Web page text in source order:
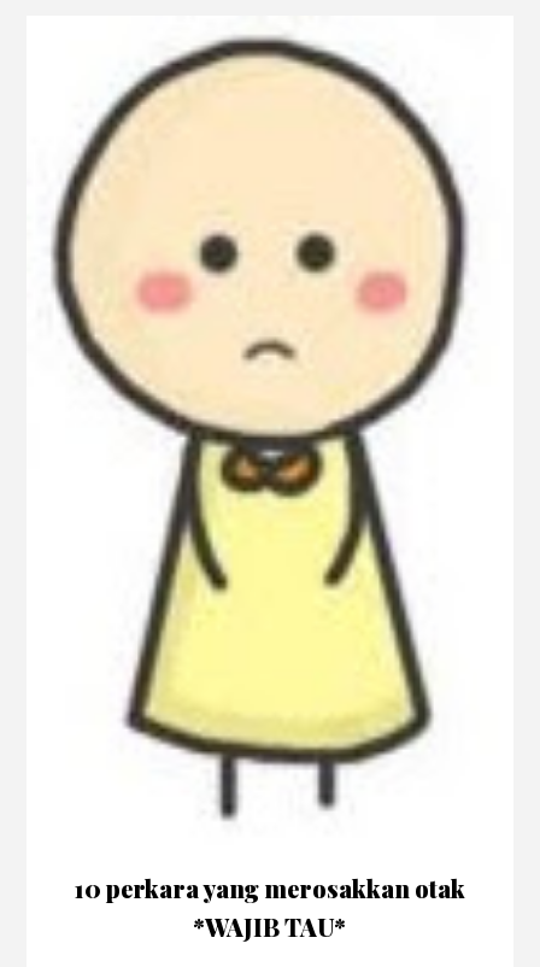
10 perkara yang merosakkan otak
*WAJIB TAU*